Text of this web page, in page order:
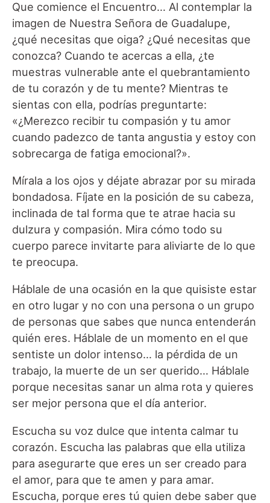
Que comience el Encuentro… Al contemplar la
imagen de Nuestra Señora de Guadalupe,
¿qué necesitas que oiga? ¿Qué necesitas que
conozca? Cuando te acercas a ella, ¿te
muestras vulnerable ante el quebrantamiento
de tu corazón y de tu mente? Mientras te
sientas con ella, podrías preguntarte:
«¿Merezco recibir tu compasión y tu amor
cuando padezco de tanta angustia y estoy con
sobrecarga de fatiga emocional?».
Mírala a los ojos y déjate abrazar por su mirada
bondadosa. Fíjate en la posición de su cabeza,
inclinada de tal forma que te atrae hacia su
dulzura y compasión. Mira cómo todo su
cuerpo parece invitarte para aliviarte de lo que
te preocupa.
Háblale de una ocasión en la que quisiste estar
en otro lugar y no con una persona o un grupo
de personas que sabes que nunca entenderán
quién eres. Háblale de un momento en el que
sentiste un dolor intenso… la pérdida de un
trabajo, la muerte de un ser querido… Háblale
porque necesitas sanar un alma rota y quieres
ser mejor persona que el día anterior.
Escucha su voz dulce que intenta calmar tu
corazón. Escucha las palabras que ella utiliza
para asegurarte que eres un ser creado para
el amor, para que te amen y para amar.
Escucha, porque eres tú quien debe saber que